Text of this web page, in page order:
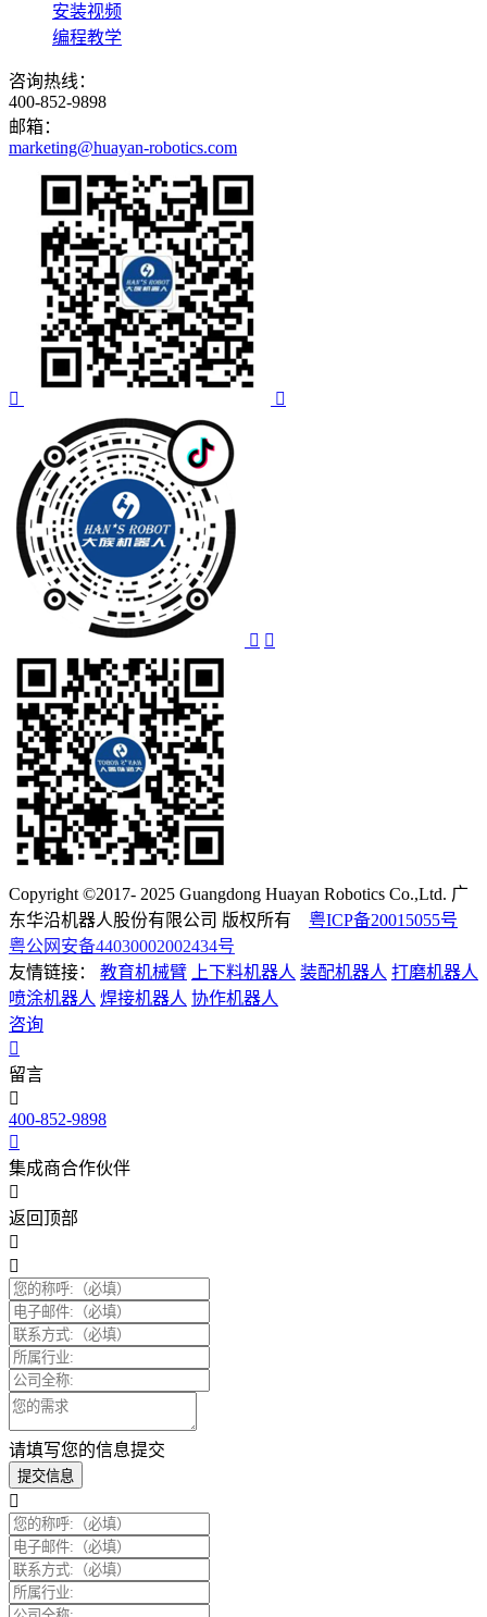
安装视频
编程教学
咨询热线：
400-852-9898
邮箱：
marketing@huayan-robotics.com
Copyright ©2017- 2025 Guangdong Huayan Robotics Co.,Ltd. 广
东华沿机器人股份有限公司 版权所有 粤ICP备20015055号
粤公网安备44030002002434号
友情链接：
教育机械臂 上下料机器人 装配机器人 打磨机器人
喷涂机器人 焊接机器人 协作机器人
咨询
留言
400-852-9898
集成商合作伙伴
返回顶部
请填写您的信息提交
提交信息